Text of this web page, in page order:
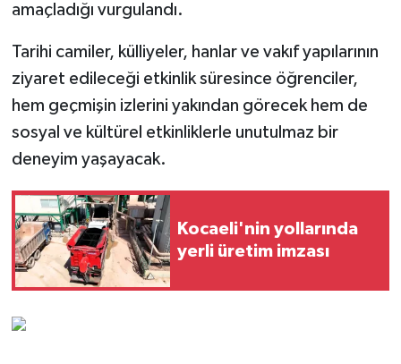
amaçladığı vurgulandı.
Tarihi camiler, külliyeler, hanlar ve vakıf yapılarının
ziyaret edileceği etkinlik süresince öğrenciler,
hem geçmişin izlerini yakından görecek hem de
sosyal ve kültürel etkinliklerle unutulmaz bir
deneyim yaşayacak.
Kocaeli'nin yollarında
yerli üretim imzası